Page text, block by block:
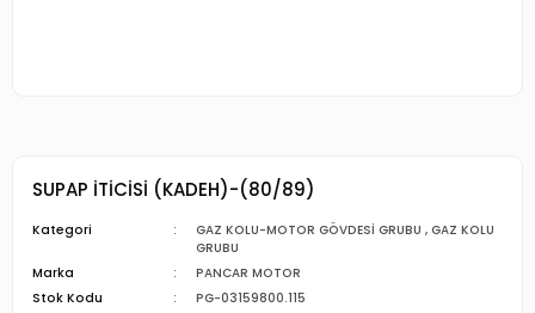
SUPAP İTİCİSİ (KADEH)-(80/89)
Kategori GAZ KOLU-MOTOR GÖVDESİ GRUBU ,GAZ KOLU
GRUBU
Marka
PANCAR MOTOR
Stok Kodu
PG-03159800.115